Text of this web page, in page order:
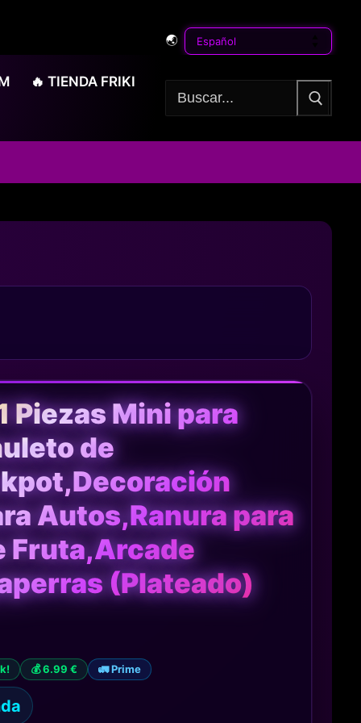
🌏
🔥 TIENDA FRIKI
Buscar:
Piezas Mini para
de
Autos,Ranura para
Fruta,Arcade
(Plateado)
💰 6.99 € 🚛 Prime